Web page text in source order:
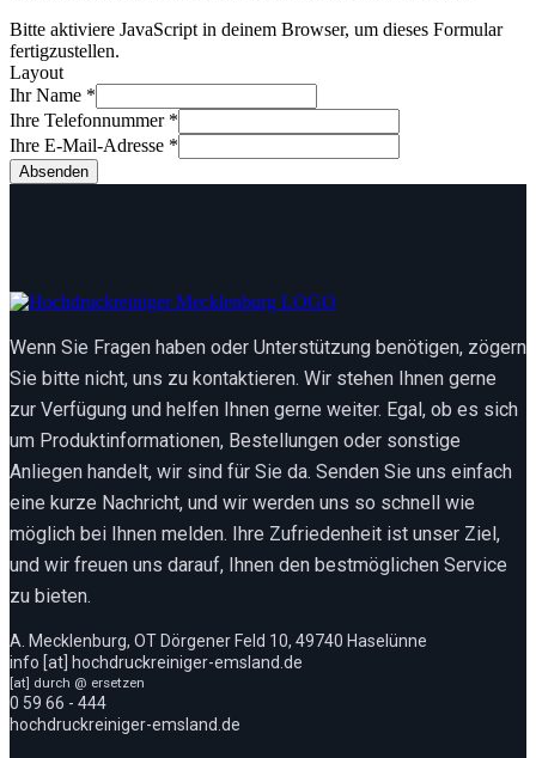
Bitte aktiviere JavaScript in deinem Browser, um dieses Formular
fertigzustellen.
Layout
Ihr Name *
Ihre Telefonnummer *
Ihre E-Mail-Adresse *
Absenden
Wenn Sie Fragen haben oder Unterstützung benötigen, zögern
Sie bitte nicht, uns zu kontaktieren. Wir stehen Ihnen gerne
zur Verfügung und helfen Ihnen gerne weiter. Egal, ob es sich
um Produktinformationen, Bestellungen oder sonstige
Anliegen handelt, wir sind für Sie da. Senden Sie uns einfach
eine kurze Nachricht, und wir werden uns so schnell wie
möglich bei Ihnen melden. Ihre Zufriedenheit ist unser Ziel,
und wir freuen uns darauf, Ihnen den bestmöglichen Service
zu bieten.
A. Mecklenburg, OT Dörgener Feld 10, 49740 Haselünne
info [at] hochdruckreiniger-emsland.de
[at] durch @ ersetzen
0 59 66 - 444
hochdruckreiniger-emsland.de